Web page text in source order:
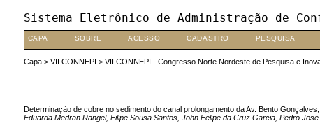
Sistema Eletrônico de Administração de
CAPA SOBRE ACESSO CADASTRO PESQUISA
Capa> VII CONNEPI > VII CONNEPI - Congresso Norte Nordeste de Pesquisa e
Determinação de cobre no sedimento do canal prolongamento da Av. Bento
Eduarda Medran Rangel, Filipe Sousa Santos, John Felipe da Cruz Garcia, Pedro